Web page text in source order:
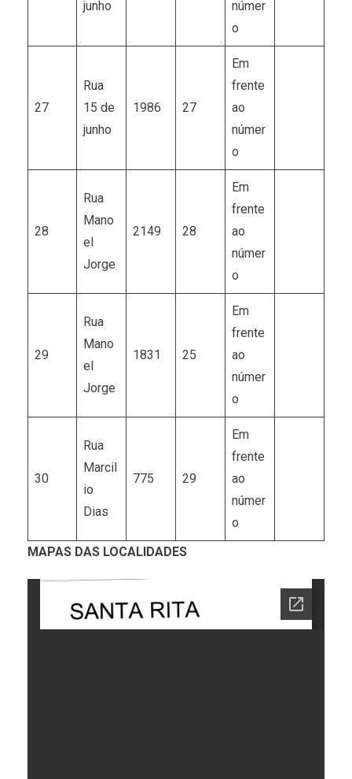
junho
númer
o
27
Rua
15 de
junho
1986 27
Em
frente
ao
númer
o
28
Rua
Mano
el
Jorge
2149 28
Em
frente
ao
númer
o
29
Rua
Mano
el
Jorge
1831 25
Em
frente
ao
númer
o
30
Rua
Marcil
io
Dias
775 29
Em
frente
ao
númer
o
MAPAS DAS LOCALIDADES